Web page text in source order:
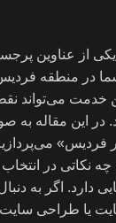
از عناوین
در منطقه
خدمت می‌تواند
در این مقاله به
نکاتی در
دارد. اگر به
یا طراحی